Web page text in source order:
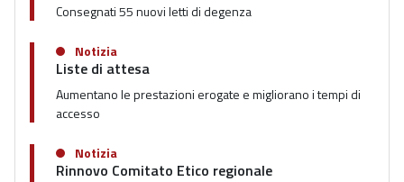
Consegnati 55 nuovi letti di degenza
Notizia
Liste di attesa
Aumentano le prestazioni erogate e migliorano i tempi di
accesso
Notizia
Rinnovo Comitato Etico regionale